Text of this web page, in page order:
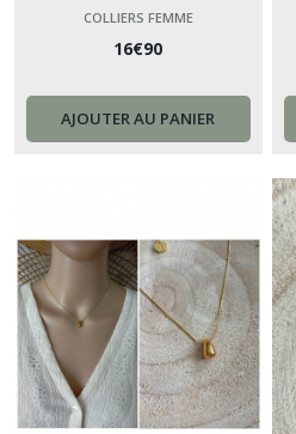
minimaliste billes fine chaine
or rempli gold-filled 14k
COLLIERS FEMME
16€90
AJOUTER AU PANIER